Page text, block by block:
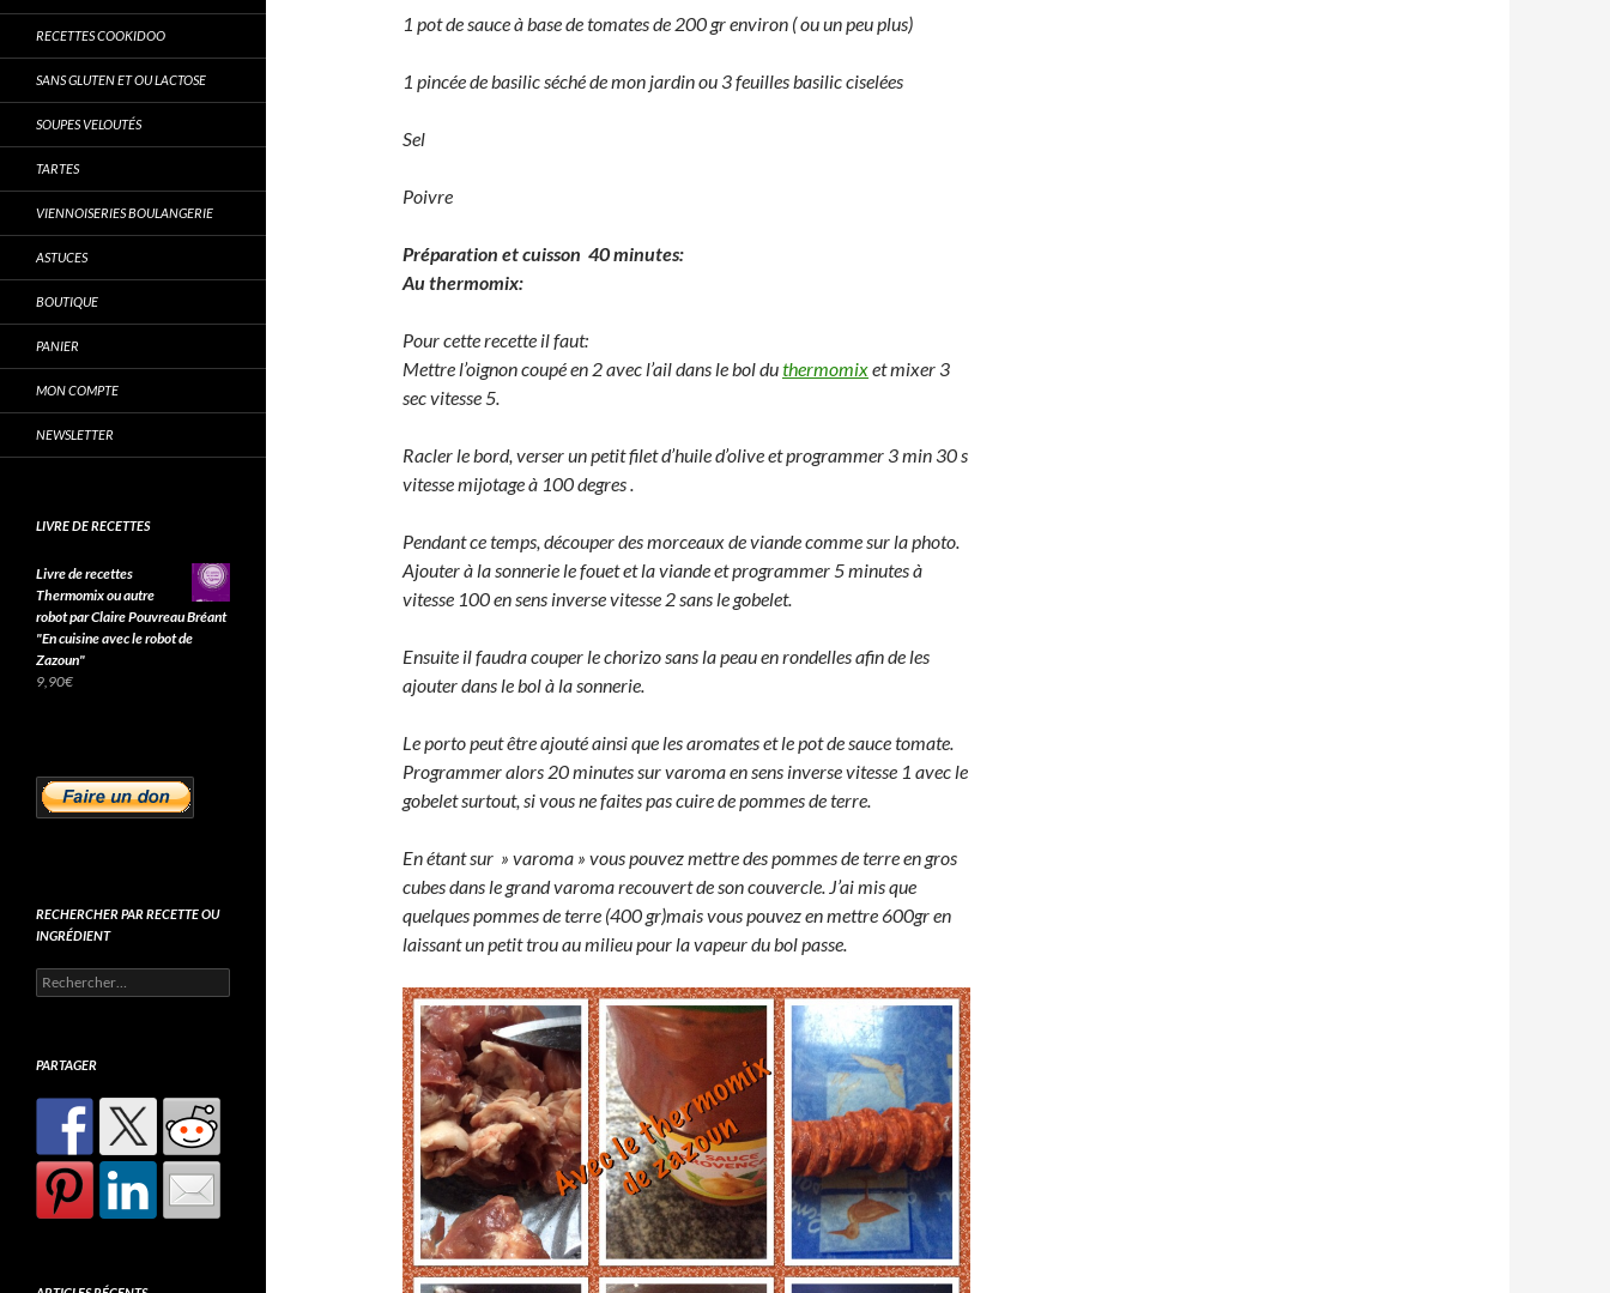
1 pot de sauce à base de tomates de 200 gr environ ( ou un peu plus)
1 pincée de basilic séché de mon jardin ou 3 feuilles basilic ciselées
Sel
Poivre
Préparation et cuisson 40 minutes:
Au thermomix:
Pour cette recette il faut:
Mettre l’oignon coupé en 2 avec l’ail dans le bol duthermomixet mixer 3
sec vitesse 5.
Racler le bord, verser un petit filet d’huile d’olive et programmer 3 min 30 s
vitesse mijotage à 100 degres .
Pendant ce temps, découper des morceaux de viande comme sur la photo.
Ajouter à la sonnerie le fouet et la viande et programmer 5 minutes à
vitesse 100 en sens inverse vitesse 2 sans le gobelet.
Ensuite il faudra couper le chorizo sans la peau en rondelles afin de les
ajouter dans le bol à la sonnerie.
Le porto peut être ajouté ainsi que les aromates et le pot de sauce tomate.
Programmer alors 20 minutes sur varoma en sens inverse vitesse 1 avec le
gobelet surtout, si vous ne faites pas cuire de pommes de terre.
En étant sur » varoma » vous pouvez mettre des pommes de terre en gros
cubes dans le grand varoma recouvert de son couvercle. J’ai mis que
quelques pommes de terre (400 gr)mais vous pouvez en mettre 600gr en
laissant un petit trou au milieu pour la vapeur du bol passe.
RECETTES COOKIDOO
SANS GLUTEN ET OU LACTOSE
SOUPES VELOUTÉS
TARTES
VIENNOISERIES BOULANGERIE
ASTUCES
BOUTIQUE
PANIER
MON COMPTE
NEWSLETTER
LIVRE DE RECETTES
Livre de recettes
Thermomix ou autre
robot par Claire Pouvreau Bréant
"En cuisine avec le robot de
Zazoun"
9,90€
RECHERCHER PAR RECETTE OU
INGRÉDIENT
Rechercher :
PARTAGER